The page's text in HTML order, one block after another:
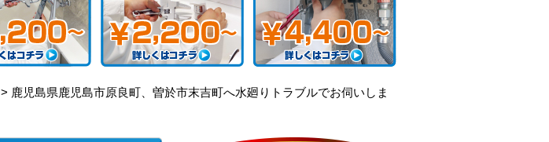
> 鹿児島県鹿児島市原良町、曽於市末吉町へ水廻りトラブルでお伺いしま